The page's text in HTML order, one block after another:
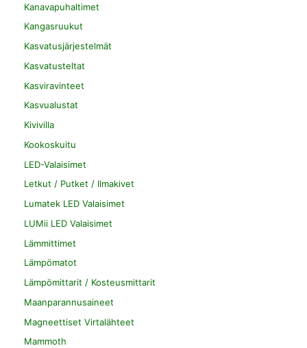
Kanavapuhaltimet
Kangasruukut
Kasvatusjärjestelmät
Kasvatusteltat
Kasviravinteet
Kasvualustat
Kivivilla
Kookoskuitu
LED-Valaisimet
Letkut / Putket / Ilmakivet
Lumatek LED Valaisimet
LUMii LED Valaisimet
Lämmittimet
Lämpömatot
Lämpömittarit / Kosteusmittarit
Maanparannusaineet
Magneettiset Virtalähteet
Mammoth